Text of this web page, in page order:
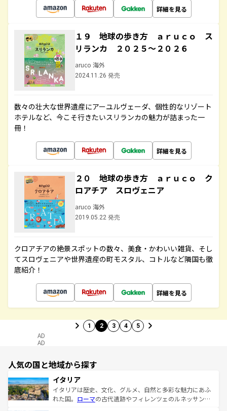
詳細を見る
１９ 地球の歩き方 ａｒｕｃｏ ス
リランカ ２０２５～２０２６
aruco 海外
2024.11.26 発売
数々の壮大な世界遺産にアーユルヴェーダ、個性的なリゾート
ホテルなど、今こそ行きたいスリランカの魅力が詰まった一
冊！
詳細を見る
２０ 地球の歩き方 ａｒｕｃｏ ク
ロアチア スロヴェニア
aruco 海外
2019.05.22 発売
クロアチアの絶景スポットの数々、美食・かわいい雑貨、そし
てスロヴェニアや世界遺産の町モスタル、コトルなど隣国も徹
底紹介！
詳細を見る
1 2 3 4 5
AD
AD
人気の国と地域から探す
イタリア
イタリアは歴史、文化、グルメ、自然と多彩な魅力にあふ
れた国。 ローマの古代遺跡やフィレンツェのルネッサンス